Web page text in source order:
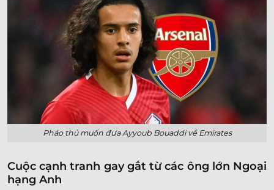
Pháo thủ muốn đưa Ayyoub Bouaddi về Emirates
Cuộc cạnh tranh gay gắt từ các ông lớn Ngoại
hạng Anh